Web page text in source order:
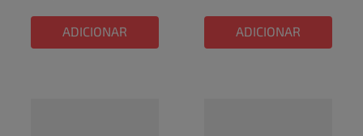
ADICIONAR ADICIONAR